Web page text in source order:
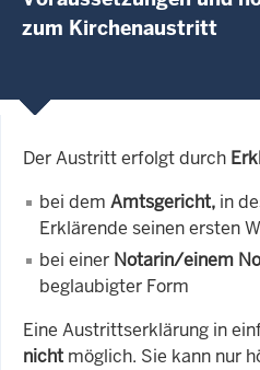
zum Kirchenaustritt
Der Austritt erfolgt durch
bei dem Amtsgericht, in
Erklärende seinen ersten
bei einer Notarin/einem
beglaubigter Form
Eine Austrittserklärung in
nicht möglich. Sie kann nur